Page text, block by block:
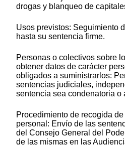
drogas y blanqueo de
Usos previstos: Seguimiento
hasta su sentencia firme.
Personas o colectivos sobre
obtener datos de carácter
obligados a suministrarlos:
sentencias judiciales,
sentencia sea condenatoria o
Procedimiento de recogida
personal: Envío de las
del Consejo General del
de las mismas en las